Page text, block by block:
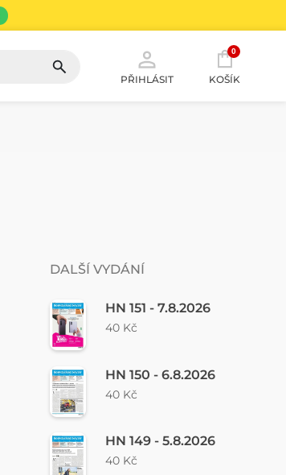
PŘIHLÁSIT
0
KOŠÍK
DALŠÍ VYDÁNÍ
HN 151 - 7.8.2026
40 Kč
HN 150 - 6.8.2026
40 Kč
HN 149 - 5.8.2026
40 Kč